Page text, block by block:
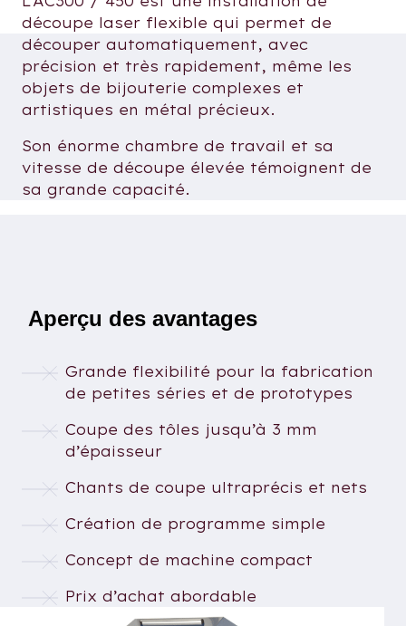
découpe laser flexible qui permet de
découper automatiquement, avec
précision et très rapidement, même les
objets de bijouterie complexes et
artistiques en métal précieux.
Son énorme chambre de travail et sa
vitesse de découpe élevée témoignent de
sa grande capacité.
Aperçu des avantages
Grande flexibilité pour la fabrication
de petites séries et de prototypes
Coupe des tôles jusqu’à 3 mm
d’épaisseur
Chants de coupe ultraprécis et nets
Création de programme simple
Concept de machine compact
Prix d’achat abordable